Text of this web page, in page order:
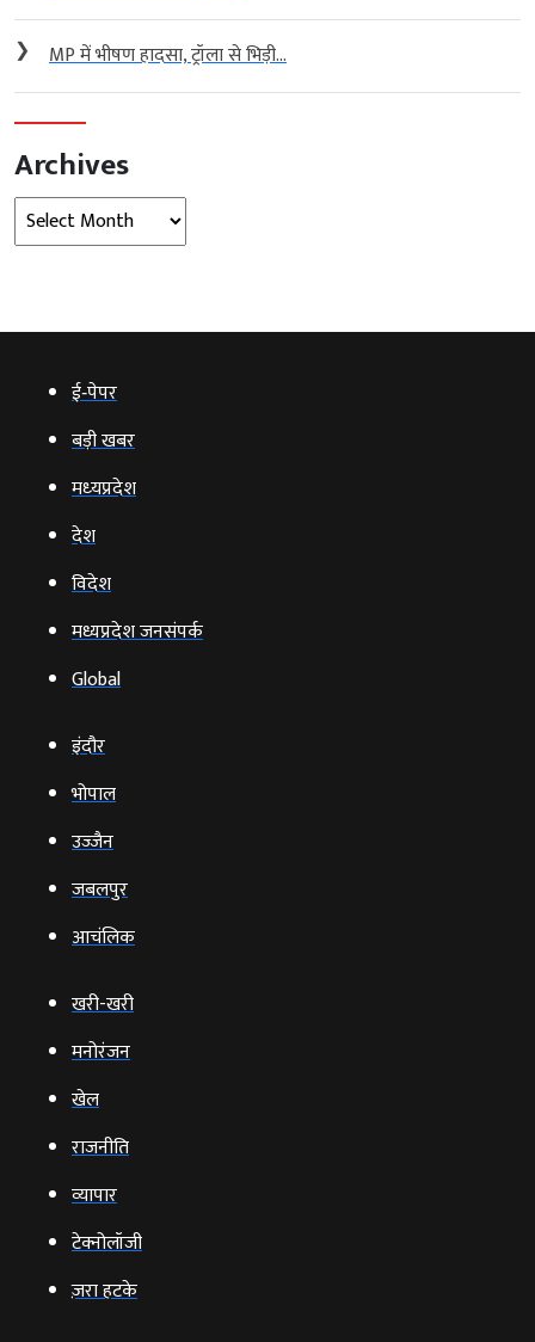
❯ MP में भीषण हादसा, ट्रॉला से भिड़ी...
Archives
Archives
ई‑पेपर
बड़ी खबर
मध्‍यप्रदेश
देश
विदेश
मध्यप्रदेश जनसंपर्क
Global
इंदौर
भोपाल
उज्‍जैन
जबलपुर
आचंलिक
खरी-खरी
मनोरंजन
खेल
राजनीति
व्‍यापार
टेक्‍नोलॉजी
ज़रा हटके